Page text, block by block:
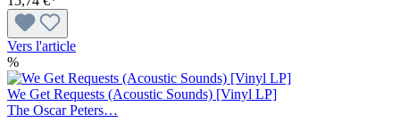
Vers l'article
%
We Get Requests (Acoustic Sounds) [Vinyl LP]
The Oscar Peters…